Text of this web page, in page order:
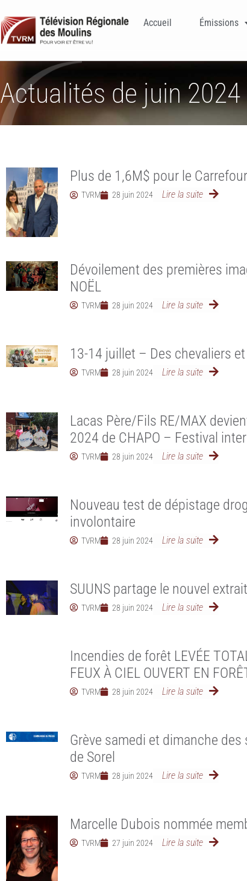
Accueil Émissions
Actualités de juin 2024
Plus de 1,6M$ pour le
TVRM 28 juin 2024 Lire la suite
Dévoilement des premières
NOËL
TVRM 28 juin 2024 Lire la suite
13-14 juillet – Des chevaliers
TVRM 28 juin 2024 Lire la suite
Lacas Père/Fils RE/MAX
2024 de CHAPO – Festival
TVRM 28 juin 2024 Lire la suite
Nouveau test de dépistage
involontaire
TVRM 28 juin 2024 Lire la suite
SUUNS partage le nouvel
TVRM 28 juin 2024 Lire la suite
Incendies de forêt LEVÉE
FEUX À CIEL OUVERT EN
TVRM 28 juin 2024 Lire la suite
Grève samedi et dimanche
de Sorel
TVRM 28 juin 2024 Lire la suite
Marcelle Dubois nommée
TVRM 27 juin 2024 Lire la suite